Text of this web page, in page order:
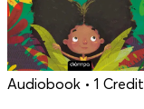
Audiobook • 1 Credit